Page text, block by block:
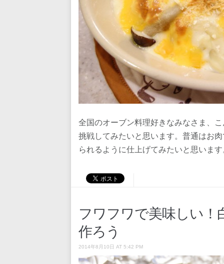
全国のオーブン料理好きなみなさま、
挑戦してみたいと思います。普通はお
られるように仕上げてみたいと思います
フワフワで美味しい！
作ろう
2014年8月10日 AT 5:42 PM